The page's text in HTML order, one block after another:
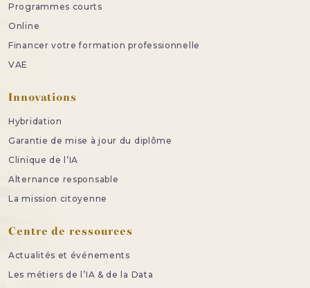
Programmes courts
Online
Financer votre formation professionnelle
VAE
Innovations
Hybridation
Garantie de mise à jour du diplôme
Clinique de l’IA
Alternance responsable
La mission citoyenne
Centre de ressources
Actualités et événements
Les métiers de l’IA & de la Data